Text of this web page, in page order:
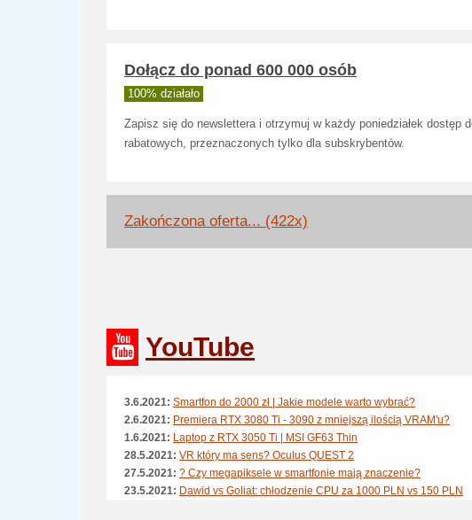
Dołącz do ponad 600 000 osób
100% działało
Zapisz się do newslettera i otrzymuj w każdy poniedziałek dostęp
rabatowych, przeznaczonych tylko dla subskrybentów.
Zakończona oferta... (422x)
YouTube
3.6.2021: Smartfon do 2000 zł | Jakie modele warto wybrać?
2.6.2021: Premiera RTX 3080 Ti - 3090 z mniejszą ilością VRAM'u?
1.6.2021: Laptop z RTX 3050 Ti | MSI GF63 Thin
28.5.2021: VR który ma sens? Oculus QUEST 2
27.5.2021: ? Czy megapiksele w smartfonie mają znaczenie?
23.5.2021: Dawid vs Goliat: chłodzenie CPU za 1000 PLN vs 150 PLN